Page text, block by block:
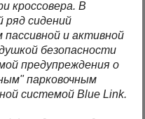
кроссовера. В
сидений
и активной
безопасности
предупреждения о
парковочным
системой Blue Link.